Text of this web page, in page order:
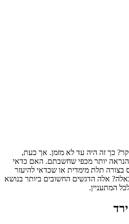
כך זה היה עד לא מזמן. אך כעת,
יותר מכפי שחשבתם. האם כדאי
בצורה תלת מימדית או שכדאי להיעזר
אלה הדגשים החשובים ביותר בנושא
המתעניין.